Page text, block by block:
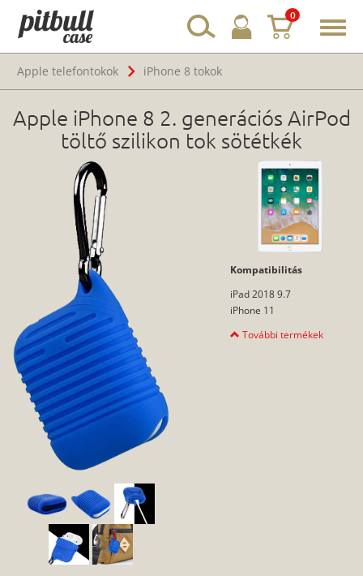
0
Apple telefontokok
iPhone 8 tokok
Apple iPhone 8 2. generációs AirPod
töltő szilikon tok sötétkék
Kompatibilitás
iPad 2018 9.7
iPhone 11
További termékek